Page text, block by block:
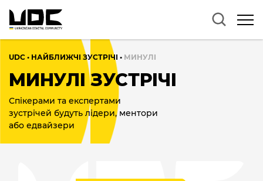
UDC • НАЙБЛИЖЧІ ЗУСТРІЧІ • МИНУЛІ
МИНУЛІ ЗУСТРІЧІ
Спікерами та експертами
зустрічей будуть лідери, ментори
або едвайзери